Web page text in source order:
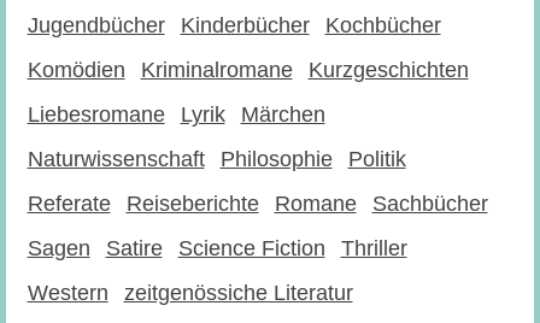
Jugendbücher
Kinderbücher
Kochbücher
Komödien
Kriminalromane
Kurzgeschichten
Liebesromane
Lyrik
Märchen
Naturwissenschaft
Philosophie
Politik
Referate
Reiseberichte Romane
Sachbücher
Sagen
Satire Science Fiction
Thriller
Western
zeitgenössiche Literatur